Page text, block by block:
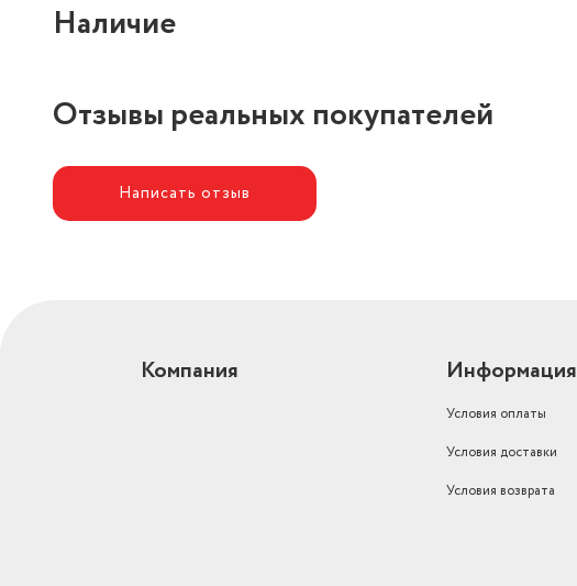
Наличие
Отзывы реальных покупателей
Написать отзыв
Компания Информация
Условия оплаты
Условия доставки
Условия возврата